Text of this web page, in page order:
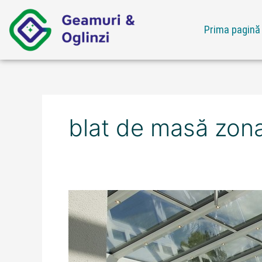
content
Prima pagină
blat de masă
Ofertă
blat
de
masă
zona